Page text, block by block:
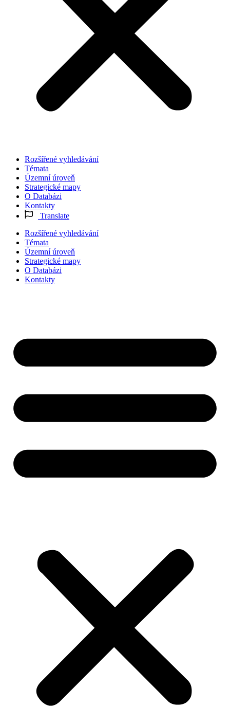
Rozšířené vyhledávání
Témata
Územní úroveň
Strategické mapy
O Databázi
Kontakty
Translate
Rozšířené vyhledávání
Témata
Územní úroveň
Strategické mapy
O Databázi
Kontakty